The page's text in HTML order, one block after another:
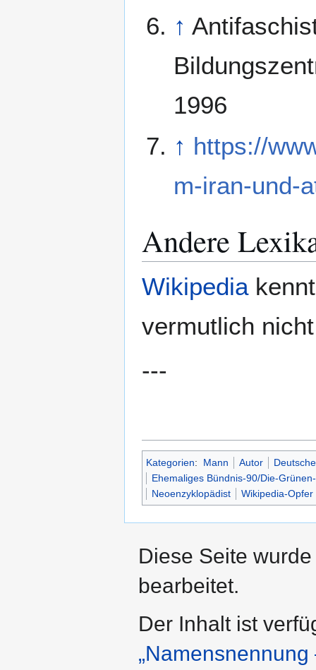
↑
1996
↑ https://
m-iran-und-
Andere
Wikipedia
vermutlich
---
Kategorien: Mann Autor
Ehemaliges Bündnis-90/Die-
Neoenzyklopädist
Wikipedia-Opfer
Diese Seite
bearbeitet.
Der Inhalt ist